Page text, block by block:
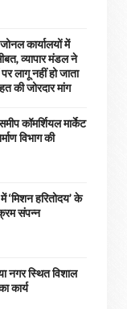
कार्यालयों में
व्यापार मंडल ने
लागू नहीं हो जाता
की जोरदार मांग
कॉमर्शियल मार्केट
विभाग की
हरितोदय’ के
संपन्न
नगर स्थित विशाल
कार्य